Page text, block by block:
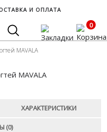
И ОПЛАТА
0
MAVALA
ХАРАКТЕРИСТИКИ
(0)